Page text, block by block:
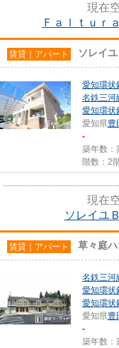
現在
Ｆａｌｔｕｒ
賃貸｜アパート ソレイユ
愛知環状
名鉄三河
愛知環状
愛知県豊
-
築年数：
階数：2
現在
ソレイユ
賃貸｜アパート 草々庭
名鉄三河
愛知環状
愛知環状
愛知県豊
-
築年数：